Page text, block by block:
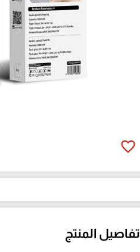
favorite_border
تفاصيل المنتج